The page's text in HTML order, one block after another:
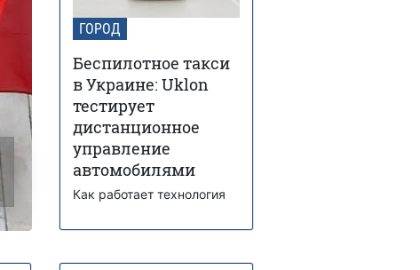
ГОРОД
Беспилотное такси
в Украине: Uklon
тестирует
дистанционное
управление
автомобилями
Как работает технология